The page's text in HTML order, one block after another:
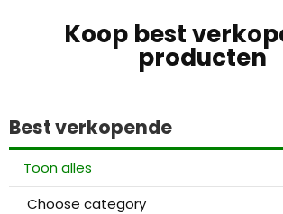
Koop best
producten
Best verkopende
Toon alles
Choose category